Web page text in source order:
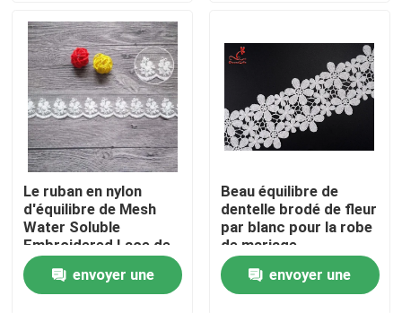
Au sujet de nous
Visite d'usine
Contrôle de qualité
Contactez-nous
Demandez une citation
Le ruban en nylon
d'équilibre de Mesh
Water Soluble
Embroidered Lace de
coton pour des
femmes s'habillent
envoyer une
Beau équilibre de
dentelle brodé de fleur
par blanc pour la robe
de mariage
envoyer une